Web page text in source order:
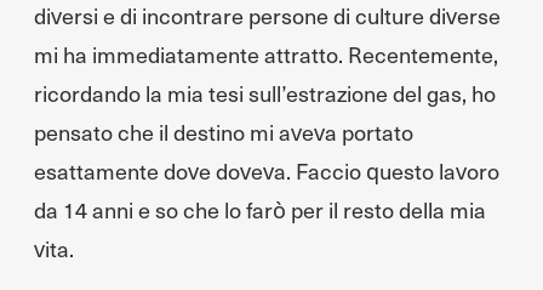
diversi e di incontrare persone di culture diverse
mi ha immediatamente attratto. Recentemente,
ricordando la mia tesi sull’estrazione del gas, ho
pensato che il destino mi aveva portato
esattamente dove doveva. Faccio questo lavoro
da 14 anni e so che lo farò per il resto della mia
vita.